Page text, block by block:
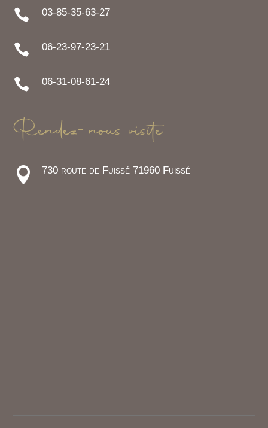
 03-85-35-63-27
 06-23-97-23-21
 06-31-08-61-24
Rendez-nous visite
 730 route de Fuissé 71960 Fuissé